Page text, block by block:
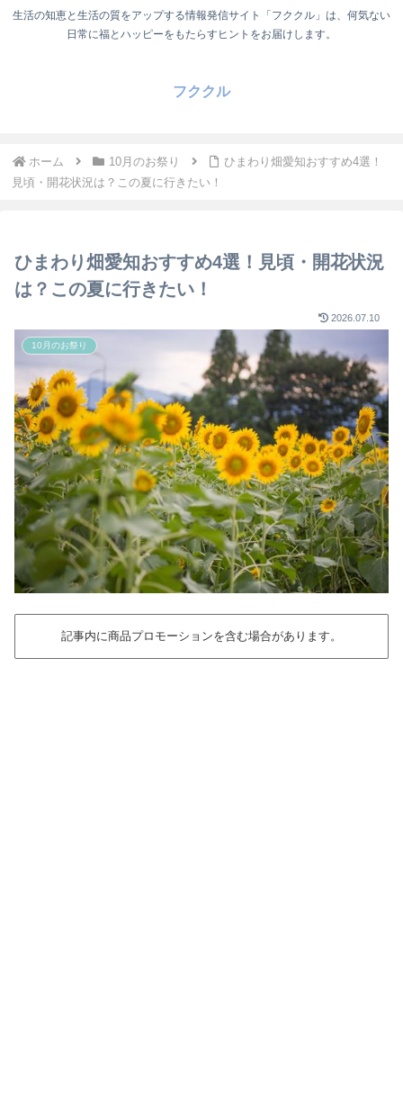
生活の知恵と生活の質をアップする情報発信サイト「フククル」は、何気ない
日常に福とハッピーをもたらすヒントをお届けします。
フククル
ホーム 10月のお祭り
ひまわり畑愛知おすすめ4選！
見頃・開花状況は？この夏に行きたい！
ひまわり畑愛知おすすめ4選！見頃・開花状況
は？この夏に行きたい！
2026.07.10
10月のお祭り
記事内に商品プロモーションを含む場合があります。